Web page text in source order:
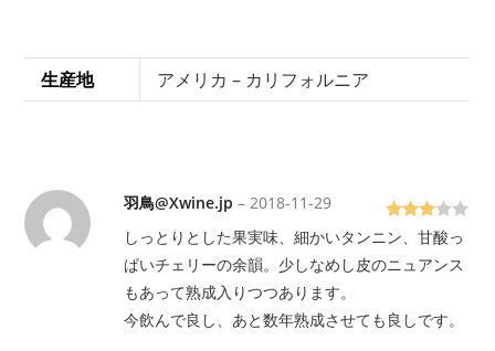
生産地 アメリカ – カリフォルニア
5段階
で
の
羽鳥@Xwine.jp– 2018-11-29
しっとりとした果実味、細かいタンニン、甘酸っ
ぱいチェリーの余韻。少しなめし皮のニュアンス
もあって熟成入りつつあります。
今飲んで良し、あと数年熟成させても良しです。